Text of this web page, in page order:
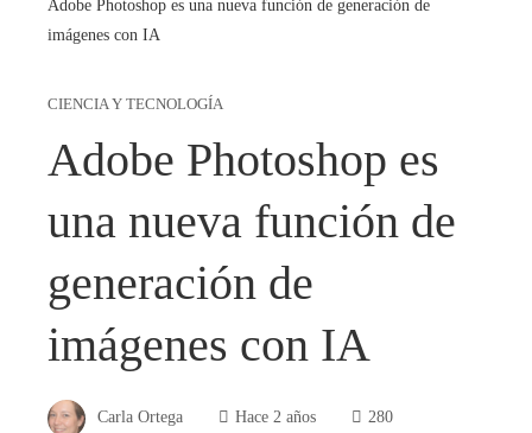
Adobe Photoshop es una nueva función de generación de
imágenes con IA
CIENCIA Y TECNOLOGÍA
Adobe Photoshop es
una nueva función de
generación de
imágenes con IA
Carla Ortega Hace 2 años 280